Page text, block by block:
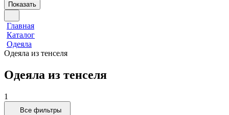
Показать
Главная
Каталог
Одеяла
Одеяла из тенселя
Одеяла из тенселя
1
Все фильтры